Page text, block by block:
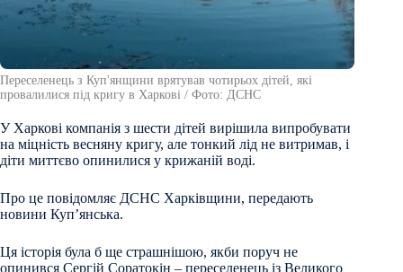
Переселенець з Куп'янщини врятував чотирьох дітей, які
провалилися під кригу в Харкові / Фото: ДСНС
У Харкові компанія з шести дітей вирішила випробувати
на міцність весняну кригу, але тонкий лід не витримав, і
діти миттєво опинилися у крижаній воді.
Про це повідомляє ДСНС Харківщини, передають
новини Куп’янська.
Ця історія була б ще страшнішою, якби поруч не
опинився Сергій Соратокін – переселенець із Великого